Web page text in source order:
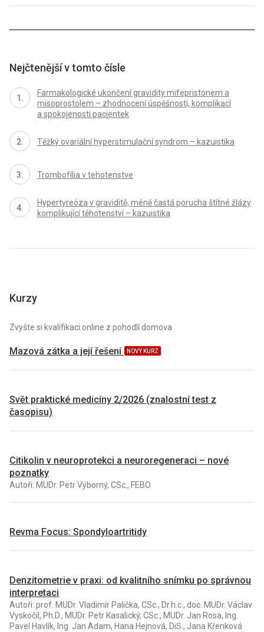
Nejčtenější v tomto čísle
Farmakologické ukončení gravidity mifepristonem a
misoprostolem – zhodnocení úspěšnosti, komplikací
a spokojenosti pacientek
Těžký ovariální hyperstimulační syndrom – kazuistika
Trombofília v tehotenstve
Hypertyreóza v graviditě, méně častá porucha štítné žlázy
komplikující těhotenství – kazuistika
Kurzy
Zvyšte si kvalifikaci online z pohodlí domova
Mazová zátka a její řešení NOVÝ KURZ
Svět praktické medicíny 2/2026 (znalostní test z
časopisu)
Citikolin v neuroprotekci a neuroregeneraci – nové
poznatky
Autoři: MUDr. Petr Výborný, CSc., FEBO
Revma Focus: Spondyloartritidy
Denzitometrie v praxi: od kvalitního snímku po správnou
interpretaci
Autoři: prof. MUDr. Vladimír Palička, CSc., Dr.h.c., doc. MUDr. Václav
Vyskočil, Ph.D., MUDr. Petr Kasalický, CSc., MUDr. Jan Rosa, Ing.
Pavel Havlík, Ing. Jan Adam, Hana Hejnová, DiS., Jana Křenková